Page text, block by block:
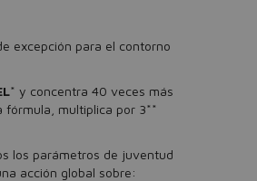
excepción para el contorno
* y concentra 40 veces más
fórmula, multiplica por 3**
los parámetros de juventud
acción global sobre: